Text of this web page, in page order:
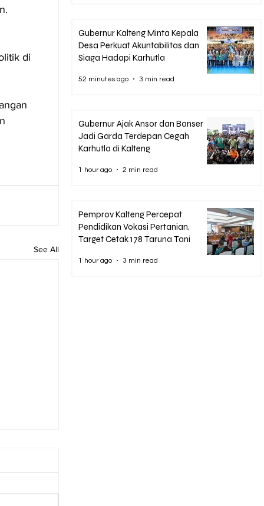
di
See All
Gubernur Kalteng Minta Kepala
Desa Perkuat Akuntabilitas dan
Siaga Hadapi Karhutla
52 minutes ago 3 min read
Gubernur Ajak Ansor dan Banser
Jadi Garda Terdepan Cegah
Karhutla di Kalteng
1 hour ago 2 min read
Pemprov Kalteng Percepat
Pendidikan Vokasi Pertanian,
Target Cetak 178 Taruna Tani
1 hour ago 3 min read